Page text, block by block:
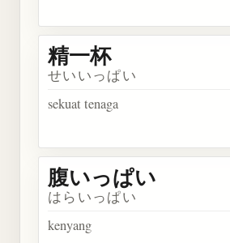
精一杯
せいいっぱい
sekuat tenaga
腹いっぱい
はらいっぱい
kenyang